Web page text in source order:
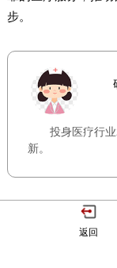
步。
投身医疗行
新。
返回